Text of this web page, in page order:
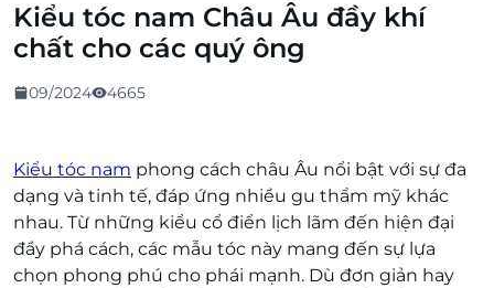
Kiểu tóc nam Châu Âu đầy khí
chất cho các quý ông
09/2024 4665
Kiểu tóc nam phong cách châu Âu nổi bật với sự đa
dạng và tinh tế, đáp ứng nhiều gu thẩm mỹ khác
nhau. Từ những kiểu cổ điển lịch lãm đến hiện đại
đầy phá cách, các mẫu tóc này mang đến sự lựa
chọn phong phú cho phái mạnh. Dù đơn giản hay